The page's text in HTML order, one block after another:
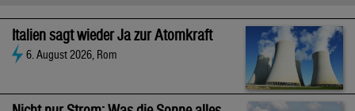
Italien sagt wieder Ja zur Atomkraft
6. August 2026, Rom